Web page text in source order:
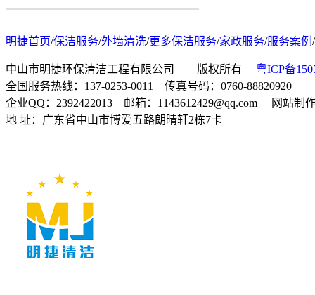
明捷首页/保洁服务/外墙清洗/更多保洁服务/家政服务/服务案例 /
中山市明捷环保清洁工程有限公司 版权所有 粤ICP备
全国服务热线：137-0253-0011 传真号码：0760-88820920
企业QQ：2392422013 邮箱：1143612429@qq.com 网站制
地 址：广东省中山市博爱五路朗晴轩2栋7卡